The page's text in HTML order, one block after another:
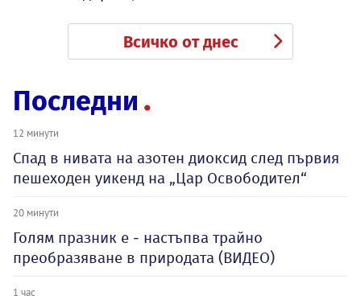
Всичко от днес
Последни
12 минути
Спад в нивата на азотен диоксид след първия
пешеходен уикенд на „Цар Освободител“
20 минути
Голям празник е - настъпва трайно
преобразяване в природата (ВИДЕО)
1 час